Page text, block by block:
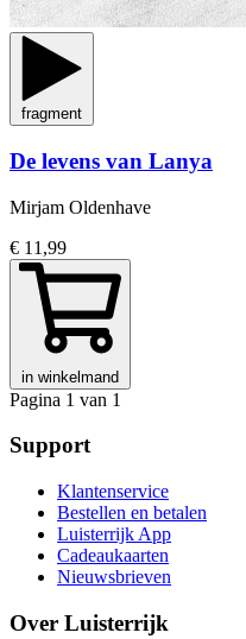
fragment
De levens van Lanya
Mirjam Oldenhave
€ 11,99
in winkelmand
Pagina 1 van 1
Support
Klantenservice
Bestellen en betalen
Luisterrijk App
Cadeaukaarten
Nieuwsbrieven
Over Luisterrijk